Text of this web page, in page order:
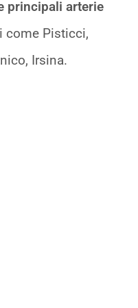
principali arterie
come Pisticci,
Irsina.